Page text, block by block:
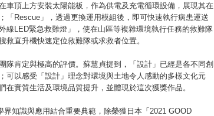
車頂上方安裝太陽能板，作為供電及充電循環設備，展現其在
「Rescue」，透過更換運用模組後，即可快速執行病患運送
線LED緊急救難燈」，使在山區等複雜環境執行任務的救難隊
救直升機快速定位救難隊或求救者位置。
隊肯定與極高的評價。蘇慧貞提到，「設計」已經是各不同創
可以感受「設計」理念對環境與土地令人感動的多樣文化元
在實質生活及環境品質提升，並體現於這次獲獎作品。
界知識與應用結合重要典範，除榮獲日本「2021 GOOD